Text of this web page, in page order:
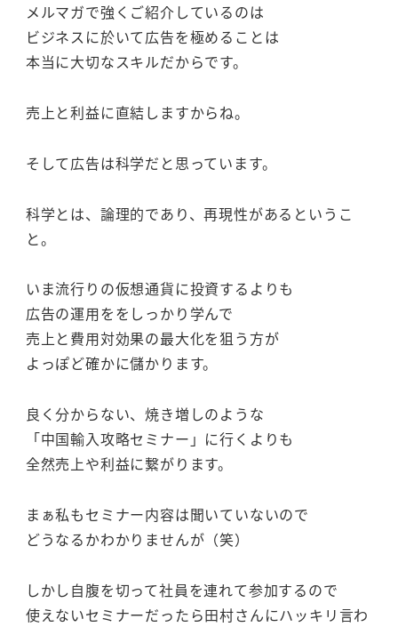
メルマガで強くご紹介しているのは
ビジネスに於いて広告を極めることは
本当に大切なスキルだからです。
売上と利益に直結しますからね。
そして広告は科学だと思っています。
科学とは、論理的であり、再現性があるというこ
と。
いま流行りの仮想通貨に投資するよりも
広告の運用ををしっかり学んで
売上と費用対効果の最大化を狙う方が
よっぽど確かに儲かります。
良く分からない、焼き増しのような
「中国輸入攻略セミナー」に行くよりも
全然売上や利益に繋がります。
まぁ私もセミナー内容は聞いていないので
どうなるかわかりませんが（笑）
しかし自腹を切って社員を連れて参加するので
使えないセミナーだったら田村さんにハッキリ言わ